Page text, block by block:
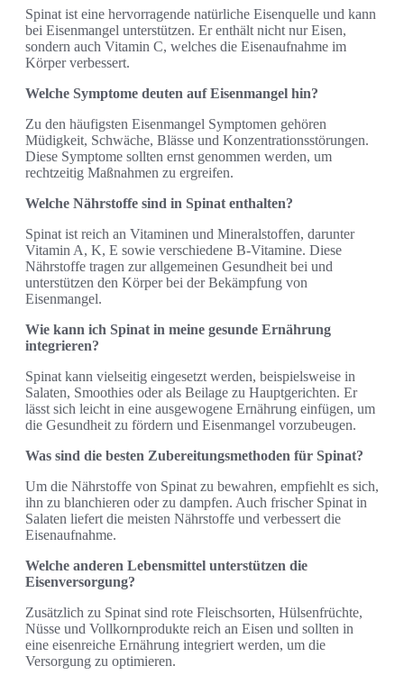
Spinat ist eine hervorragende natürliche Eisenquelle und kann
bei Eisenmangel unterstützen. Er enthält nicht nur Eisen,
sondern auch Vitamin C, welches die Eisenaufnahme im
Körper verbessert.
Welche Symptome deuten auf Eisenmangel hin?
Zu den häufigsten Eisenmangel Symptomen gehören
Müdigkeit, Schwäche, Blässe und Konzentrationsstörungen.
Diese Symptome sollten ernst genommen werden, um
rechtzeitig Maßnahmen zu ergreifen.
Welche Nährstoffe sind in Spinat enthalten?
Spinat ist reich an Vitaminen und Mineralstoffen, darunter
Vitamin A, K, E sowie verschiedene B-Vitamine. Diese
Nährstoffe tragen zur allgemeinen Gesundheit bei und
unterstützen den Körper bei der Bekämpfung von
Eisenmangel.
Wie kann ich Spinat in meine gesunde Ernährung
integrieren?
Spinat kann vielseitig eingesetzt werden, beispielsweise in
Salaten, Smoothies oder als Beilage zu Hauptgerichten. Er
lässt sich leicht in eine ausgewogene Ernährung einfügen, um
die Gesundheit zu fördern und Eisenmangel vorzubeugen.
Was sind die besten Zubereitungsmethoden für Spinat?
Um die Nährstoffe von Spinat zu bewahren, empfiehlt es sich,
ihn zu blanchieren oder zu dampfen. Auch frischer Spinat in
Salaten liefert die meisten Nährstoffe und verbessert die
Eisenaufnahme.
Welche anderen Lebensmittel unterstützen die
Eisenversorgung?
Zusätzlich zu Spinat sind rote Fleischsorten, Hülsenfrüchte,
Nüsse und Vollkornprodukte reich an Eisen und sollten in
eine eisenreiche Ernährung integriert werden, um die
Versorgung zu optimieren.